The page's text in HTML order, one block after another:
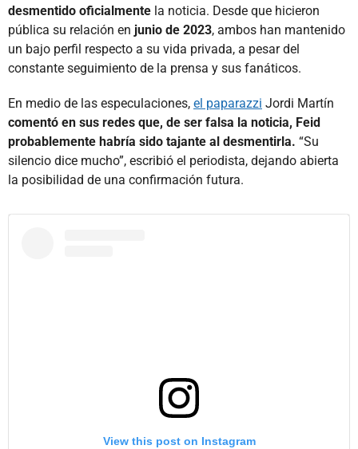
desmentido oficialmente la noticia. Desde que hicieron
pública su relación en junio de 2023, ambos han mantenido
un bajo perfil respecto a su vida privada, a pesar del
constante seguimiento de la prensa y sus fanáticos.
En medio de las especulaciones, el paparazzi Jordi Martín
comentó en sus redes que, de ser falsa la noticia, Feid
probablemente habría sido tajante al desmentirla. “Su
silencio dice mucho”, escribió el periodista, dejando abierta
la posibilidad de una confirmación futura.
View this post on Instagram